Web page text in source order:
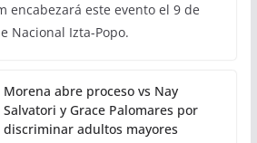
encabezará este evento el 9 de
Nacional Izta-Popo.
Morena abre proceso vs Nay
Salvatori y Grace Palomares por
discriminar adultos mayores